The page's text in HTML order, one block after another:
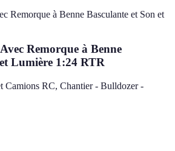
Remorque à Benne
Lumière 1:24 RTR
Camions RC, Chantier - Bulldozer -